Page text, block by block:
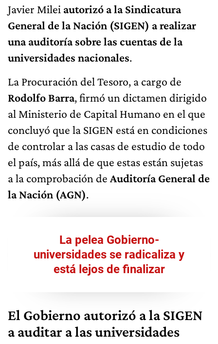
Javier Milei autorizó a la Sindicatura
General de la Nación (SIGEN) a realizar
una auditoría sobre las cuentas de la
universidades nacionales.
La Procuración del Tesoro, a cargo de
Rodolfo Barra, firmó un dictamen dirigido
al Ministerio de Capital Humano en el que
concluyó que la SIGEN está en condiciones
de controlar a las casas de estudio de todo
el país, más allá de que estas están sujetas
a la comprobación de Auditoría General de
la Nación (AGN).
La pelea Gobierno-
universidades se radicaliza y
está lejos de finalizar
El Gobierno autorizó a la SIGEN
a auditar a las universidades